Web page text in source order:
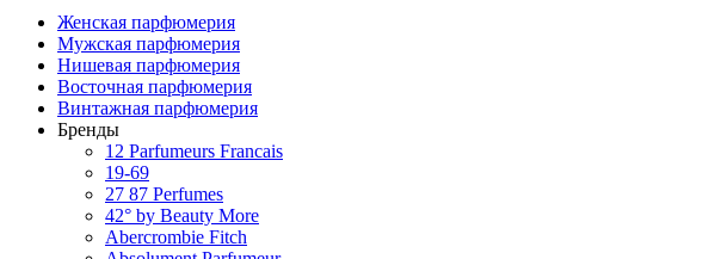
Женская парфюмерия
Мужская парфюмерия
Нишевая парфюмерия
Восточная парфюмерия
Винтажная парфюмерия
Бренды
12 Parfumeurs Francais
19-69
27 87 Perfumes
42° by Beauty More
Abercrombie Fitch